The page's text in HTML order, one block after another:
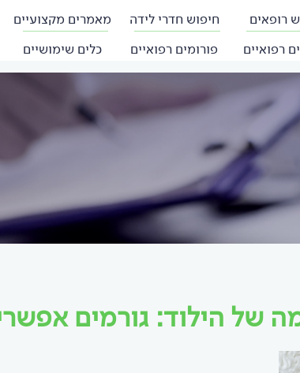
רופאים חיפוש חדרי לידה מאמרים מקצועיים
רפואיים
פורומים רפואיים כלים שימושיים
של הילוד: גורמים